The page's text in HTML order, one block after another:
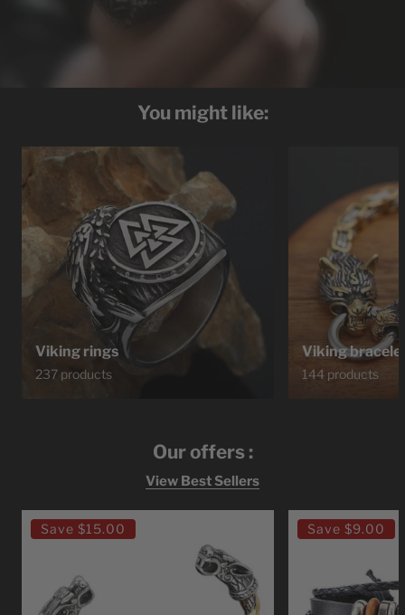
You might like:
Viking rings
237 products
Viking
144 products
Our offers :
View Best Sellers
Ragnar
Bracelet
Save $15.00
Bracelet
Viking
Save $9.00